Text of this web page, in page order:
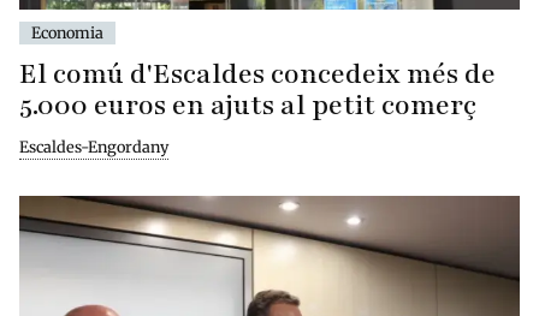
Economia
El comú d'Escaldes concedeix més de
5.000 euros en ajuts al petit comerç
Escaldes-Engordany